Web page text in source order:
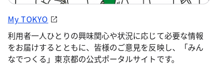
My TOKYO
利用者一人ひとりの興味関心や状況に応じて必要な情報
をお届けするとともに、皆様のご意見を反映し、「みん
なでつくる」東京都の公式ポータルサイトです。